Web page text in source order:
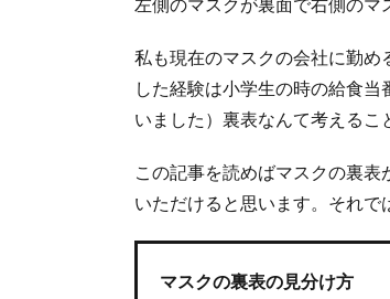
私も現在のマスクの会社に勤
した経験は小学生の時の給食
いました）裏表なんて考えるこ
この記事を読めばマスクの裏
いただけると思います。 それで
マスクの裏表の見分け方